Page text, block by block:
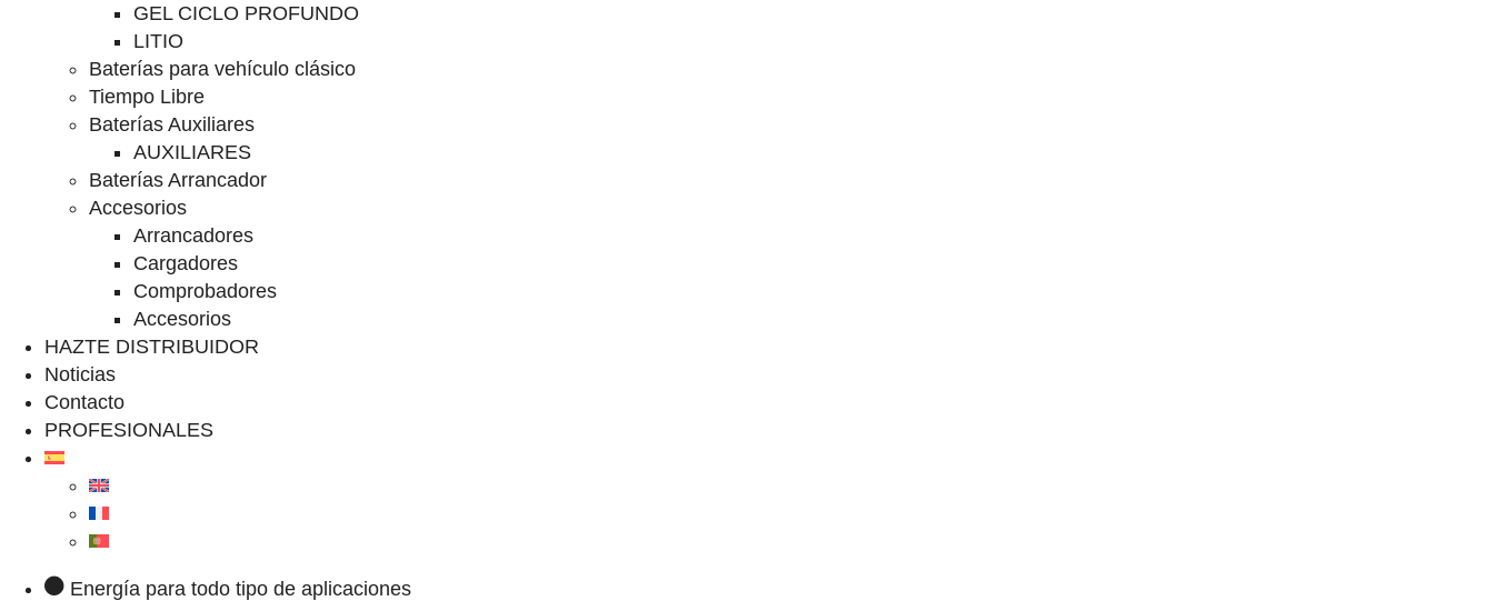
GEL CICLO PROFUNDO
LITIO
Baterías para vehículo clásico
Tiempo Libre
Baterías Auxiliares
AUXILIARES
Baterías Arrancador
Accesorios
Arrancadores
Cargadores
Comprobadores
Accesorios
HAZTE DISTRIBUIDOR
Noticias
Contacto
PROFESIONALES
Energía para todo tipo de aplicaciones